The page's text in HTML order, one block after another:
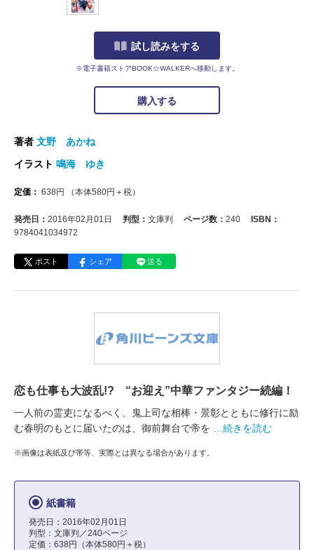
試し読みをする
※電子書籍ストアBOOK☆WALKERへ移動します。
購入する
著者 文野 あかね
イラスト 鳴海 ゆき
定価： 638円 （本体580円＋税）
発売日： 2016年02月01日 判型： 文庫判 ページ数： 240
ISBN：
9784041034972
ポスト シェア 送る
恋も仕事も大波乱!? “お迎え”中華ファンタジー続編！
一人前の霊吏になるべく、鬼上司な相棒・景彰とともに修行に励
む春明のもとに届いたのは、御前舞台で帝を
…続きを読む
※画像は表紙及び帯等、実際とは異なる場合があります。
紙書籍
発売日：2016年02月01日
判型：文庫判／240ページ
定価：638円（本体580円＋税）